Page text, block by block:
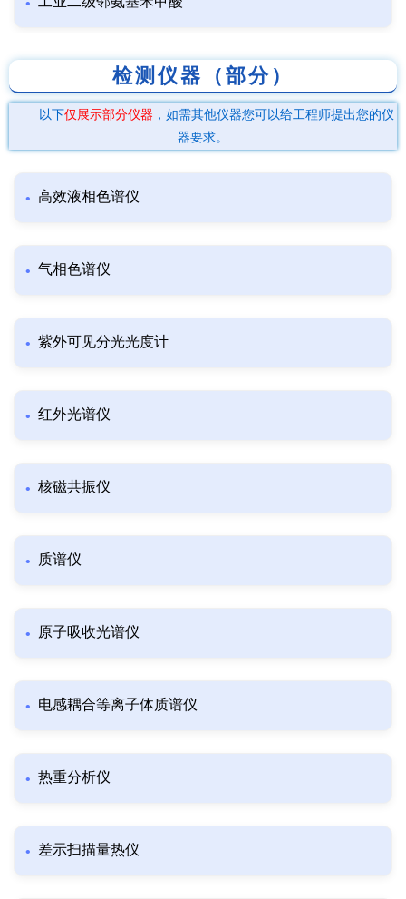
检测仪器（部分）
以下仅展示部分仪器 ，如需其他仪器您可以给工程师提出您的仪
器要求。
高效液相色谱仪
气相色谱仪
紫外可见分光光度计
红外光谱仪
核磁共振仪
质谱仪
原子吸收光谱仪
电感耦合等离子体质谱仪
热重分析仪
差示扫描量热仪